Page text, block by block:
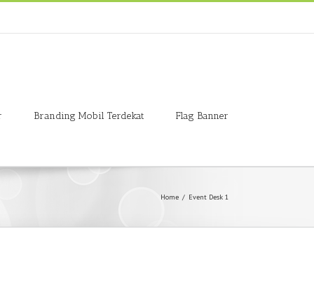
Branding Mobil Terdekat Flag Banner
Home / Event Desk 1